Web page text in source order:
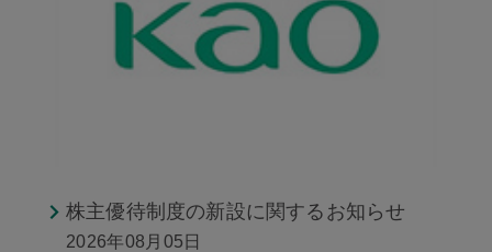
株主優待制度の新設に関するお知らせ
2026年08月05日